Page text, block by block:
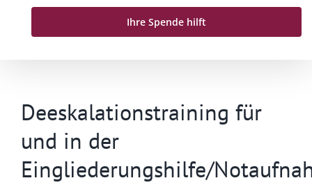
Ihre Spende hilft
Deeskalationstraining für
und in der
Eingliederungshilfe/